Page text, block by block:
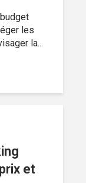
les
la...
et